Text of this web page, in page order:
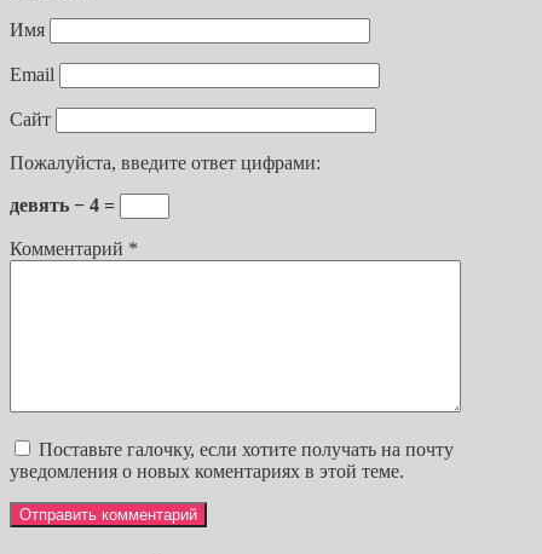
Имя
Email
Сайт
Пожалуйста, введите ответ цифрами:
девять − 4 =
Комментарий *
Поставьте галочку, если хотите получать на почту
уведомления о новых коментариях в этой теме.